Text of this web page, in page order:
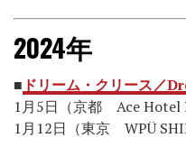
2024年
■ ドリーム・クリース／
1月5日（京都 Ace Hotel
1月12日（東京 WPÜ